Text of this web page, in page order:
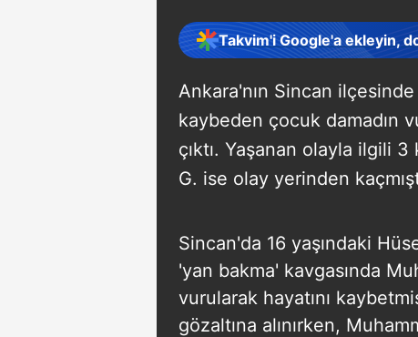
Takvim'i Google'a ekleyin,
Ankara'nın Sincan
kaybeden çocuk damadın
çıktı. Yaşanan olayla ilgili 3
G. ise olay yerinden
Sincan'da 16 yaşındaki
'yan bakma' kavgasında
vurularak hayatını
gözaltına alınırken,